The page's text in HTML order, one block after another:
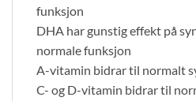
funksjon
DHA har gunstig effekt på
normale funksjon
A-vitamin bidrar til normalt
C- og D-vitamin bidrar til